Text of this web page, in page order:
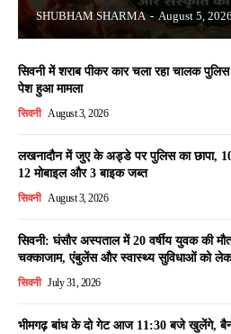
SHUBHAM SHARMA - August 5, 2026
सिवनी में शराब पीकर कार चला रहा चालक
पेश हुआ मामला
सिवनी August 3, 2026
लखनादौन में जुए के अड्डे पर पुलिस का छापा,
12 मोबाइल और 3 बाइक जब्त
सिवनी August 3, 2026
सिवनी: घंसौर अस्पताल में 20 वर्षीय युवक की
चक्काजाम, एंबुलेंस और स्वास्थ्य सुविधाओं को
सिवनी July 31, 2026
भीमगढ़ बांध के दो गेट आज 11:30 बजे खुलेंगे,